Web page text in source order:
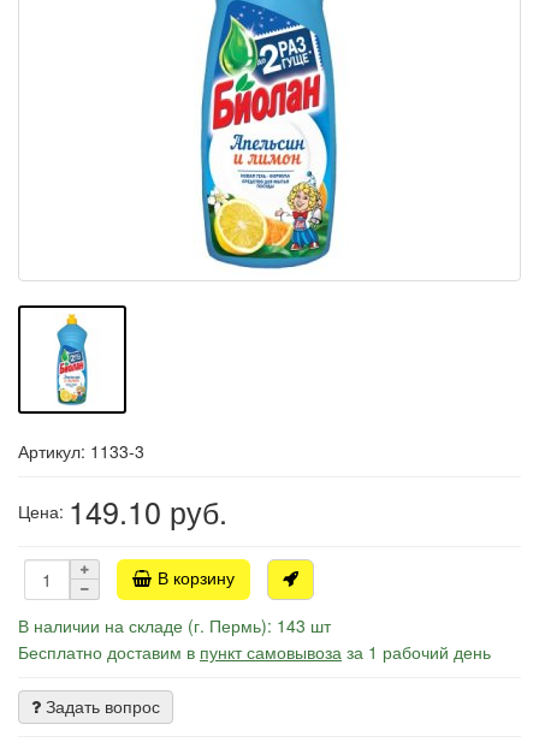
Артикул: 1133-3
Цена: 149.10 руб.
В корзину
В наличии на складе (г. Пермь): 143 шт
Бесплатно доставим в пункт самовывоза за 1 рабочий день
Задать вопрос